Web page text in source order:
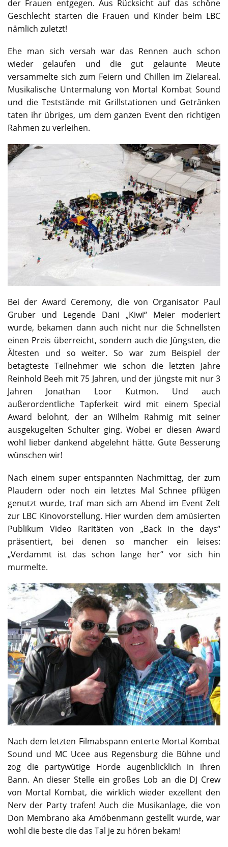
der Frauen entgegen. Aus Rücksicht auf das schöne
Geschlecht starten die Frauen und Kinder beim LBC
nämlich zuletzt!
Ehe man sich versah war das Rennen auch schon
wieder gelaufen und die gut gelaunte Meute
versammelte sich zum Feiern und Chillen im Zielareal.
Musikalische Untermalung von Mortal Kombat Sound
und die Teststände mit Grillstationen und Getränken
taten ihr übriges, um dem ganzen Event den richtigen
Rahmen zu verleihen.
Bei der Award Ceremony, die von Organisator Paul
Gruber und Legende Dani „Kiwi“ Meier moderiert
wurde, bekamen dann auch nicht nur die Schnellsten
einen Preis überreicht, sondern auch die Jüngsten, die
Ältesten und so weiter. So war zum Beispiel der
betagteste Teilnehmer wie schon die letzten Jahre
Reinhold Beeh mit 75 Jahren, und der jüngste mit nur 3
Jahren Jonathan Loor Kutmon. Und auch
außerordentliche Tapferkeit wird mit einem Special
Award belohnt, der an Wilhelm Rahmig mit seiner
ausgekugelten Schulter ging. Wobei er diesen Award
wohl lieber dankend abgelehnt hätte. Gute Besserung
wünschen wir!
Nach einem super entspannten Nachmittag, der zum
Plaudern oder noch ein letztes Mal Schnee pflügen
genutzt wurde, traf man sich am Abend im Event Zelt
zur LBC Kinovorstellung. Hier wurden dem amüsierten
Publikum Video Raritäten von „Back in the days“
präsentiert, bei denen so mancher ein leises:
„Verdammt ist das schon lange her“ vor sich hin
murmelte.
Nach dem letzten Filmabspann enterte Mortal Kombat
Sound und MC Ucee aus Regensburg die Bühne und
zog die partywütige Horde augenblicklich in ihren
Bann. An dieser Stelle ein großes Lob an die DJ Crew
von Mortal Kombat, die wirklich wieder exzellent den
Nerv der Party trafen! Auch die Musikanlage, die von
Don Membrano aka Amöbenmann gestellt wurde, war
wohl die beste die das Tal je zu hören bekam!